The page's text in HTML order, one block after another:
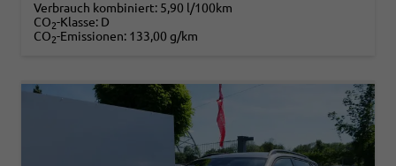
Verbrauch kombiniert: 5,90 l/100km
CO2-Klasse: D
CO2-Emissionen: 133,00 g/km